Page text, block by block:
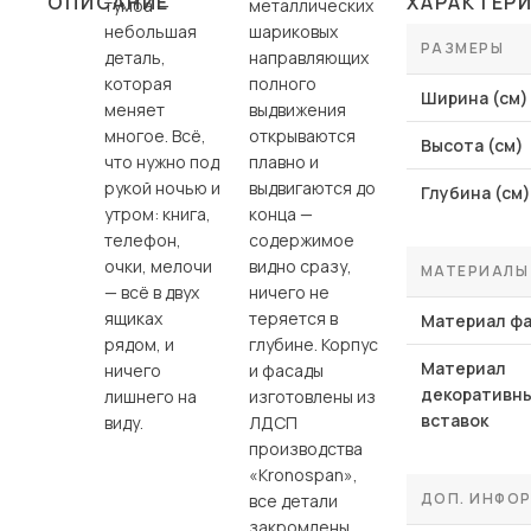
Столы и стулья
Шкафы и стеллажи
Комоды и тумбы
Вешалки и обувницы
Гарнитуры
тумба —
небольшая
деталь,
которая
меняет
многое. Всё,
что нужно под
рукой ночью и
утром: книга,
телефон,
очки, мелочи
— всё в двух
ящиках
рядом, и
ничего
лишнего на
виду.
металлических
шариковых
направляющих
полного
выдвижения
открываются
плавно и
выдвигаются до
конца —
содержимое
видно сразу,
ничего не
теряется в
глубине. Корпус
и фасады
изготовлены из
ЛДСП
производства
«Kronospan»,
все детали
РАЗМЕРЫ
Ширина (см)
Высота (см)
Глубина (см)
МАТЕРИАЛЫ
Материал
Материал
вставок
ДОП.